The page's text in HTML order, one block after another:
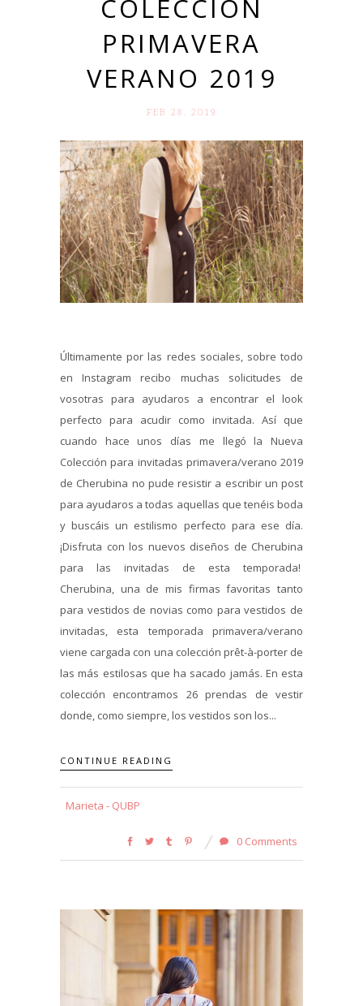
COLECCIÓN
PRIMAVERA
VERANO 2019
FEB 28. 2019
Últimamente por las redes sociales, sobre todo
en Instagram recibo muchas solicitudes de
vosotras para ayudaros a encontrar el look
perfecto para acudir como invitada. Así que
cuando hace unos días me llegó la Nueva
Colección para invitadas primavera/verano 2019
de Cherubina no pude resistir a escribir un post
para ayudaros a todas aquellas que tenéis boda
y buscáis un estilismo perfecto para ese día.
¡Disfruta con los nuevos diseños de Cherubina
para las invitadas de esta temporada!
Cherubina, una de mis firmas favoritas tanto
para vestidos de novias como para vestidos de
invitadas, esta temporada primavera/verano
viene cargada con una colección prêt-à-porter de
las más estilosas que ha sacado jamás. En esta
colección encontramos 26 prendas de vestir
donde, como siempre, los vestidos son los...
CONTINUE READING
Marieta - QUBP
0 Comments